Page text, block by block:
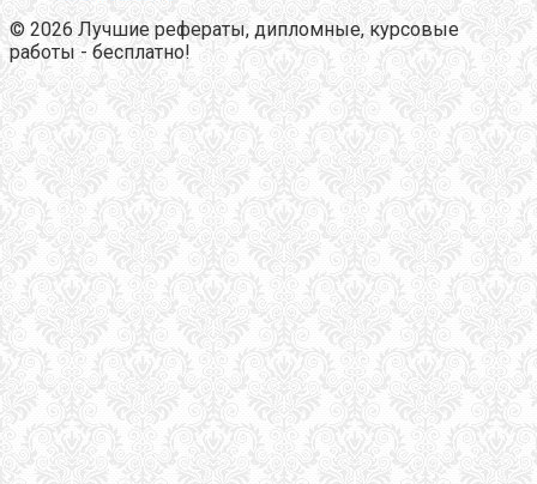
© 2026 Лучшие рефераты, дипломные, курсовые
работы - бесплатно!